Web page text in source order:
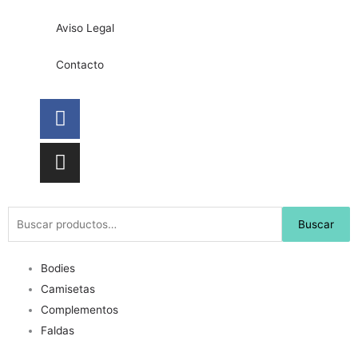
Aviso Legal
Contacto
Facebook
Instagram
por:
Buscar
Bodies
Camisetas
Complementos
Faldas